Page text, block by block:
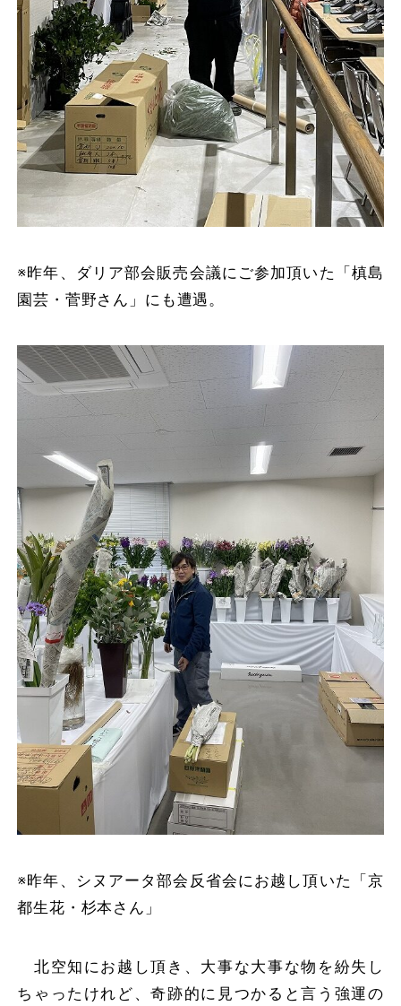
※昨年、ダリア部会販売会議にご参加頂いた「槙島
園芸・菅野さん」にも遭遇。
※昨年、シヌアータ部会反省会にお越し頂いた「京
都生花・杉本さん」
北空知にお越し頂き、大事な大事な物を紛失し
ちゃったけれど、奇跡的に見つかると言う強運の